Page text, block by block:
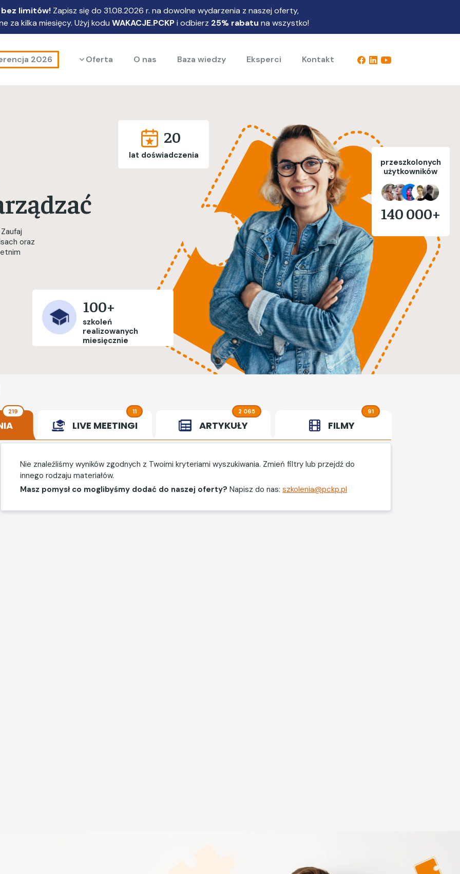
limitów!Zapisz się do 31.08.2026 r. na dowolne wydarzenia z naszej oferty,
za kilka miesięcy. Użyj kodu WAKACJE.PCKPi odbierz 25% rabatu na wszystko!
2026 Oferta O nas Baza wiedzy Eksperci Kontakt
100+
szkoleń
realizowanych
miesięcznie
20
lat doświadczenia
140 000+
przeszkolonych
użytkowników
oraz
219 11
LIVE MEETINGI
2 065
ARTYKUŁY
91
FILMY
Nie znaleźliśmy wyników zgodnych z Twoimi kryteriami wyszukiwania. Zmień filtry lub przejdź do
innego rodzaju materiałów.
Masz pomysł co moglibyśmy dodać do naszej oferty? Napisz do nas: szkolenia@pckp.pl